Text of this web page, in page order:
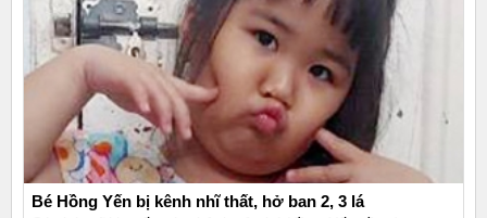
Bé Hồng Yến bị kênh nhĩ thất, hở ban 2, 3 lá